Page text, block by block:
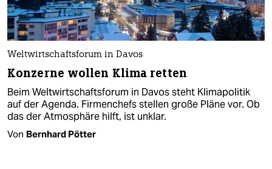
Weltwirtschaftsforum in Davos
Konzerne wollen Klima retten
Beim Weltwirtschaftsforum in Davos steht Klimapolitik
auf der Agenda. Firmenchefs stellen große Pläne vor. Ob
das der Atmosphäre hilft, ist unklar.
Von Bernhard Pötter